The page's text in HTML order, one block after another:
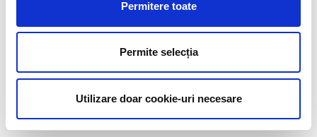
Permitere toate
Permite selecția
Utilizare doar cookie-uri necesare
Error:Contact form not found.